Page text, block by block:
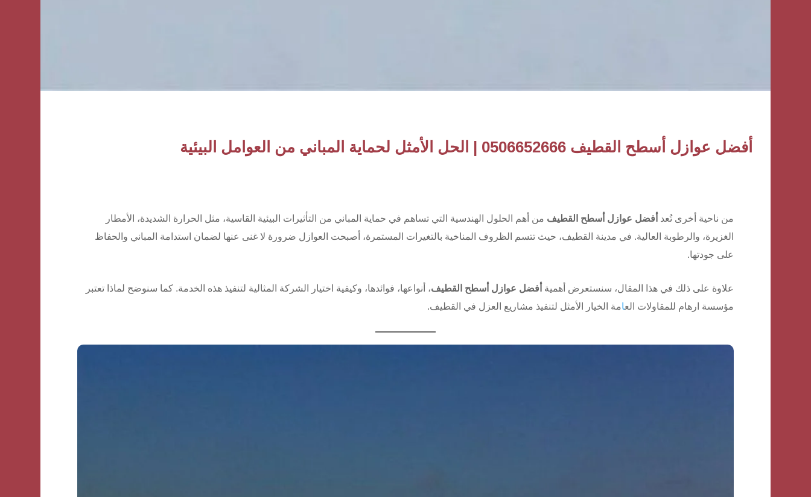
أفضل عوازل أسطح القطيف 0506652666 | الحل الأمثل لحماية المباني من العوامل البيئية
من ناحية أخرى تُعد أفضل عوازل أسطح القطيف من أهم الحلول الهندسية التي تساهم في حماية المباني من التأثيرات البيئية القاسية، مثل الحرارة الشديدة، الأمطار
الغزيرة، والرطوبة العالية. في مدينة القطيف، حيث تتسم الظروف المناخية بالتغيرات المستمرة، أصبحت العوازل ضرورة لا غنى عنها لضمان استدامة المباني والحفاظ
على جودتها.
علاوة على ذلك في هذا المقال، سنستعرض أهمية أفضل عوازل أسطح القطيف، أنواعها، فوائدها، وكيفية اختيار الشركة المثالية لتنفيذ هذه الخدمة. كما سنوضح لماذا تعتبر
مؤسسة ارهام للمقاولات العامة الخيار الأمثل لتنفيذ مشاريع العزل في القطيف.